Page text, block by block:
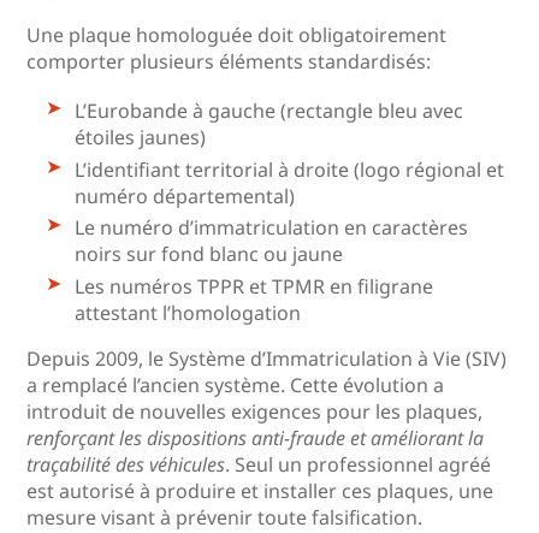
Une plaque homologuée doit obligatoirement
comporter plusieurs éléments standardisés:
L’Eurobande à gauche (rectangle bleu avec
étoiles jaunes)
L’identifiant territorial à droite (logo régional et
numéro départemental)
Le numéro d’immatriculation en caractères
noirs sur fond blanc ou jaune
Les numéros TPPR et TPMR en filigrane
attestant l’homologation
Depuis 2009, le Système d’Immatriculation à Vie (SIV)
a remplacé l’ancien système. Cette évolution a
introduit de nouvelles exigences pour les plaques,
renforçant les dispositions anti-fraude et améliorant la
traçabilité des véhicules. Seul un professionnel agréé
est autorisé à produire et installer ces plaques, une
mesure visant à prévenir toute falsification.